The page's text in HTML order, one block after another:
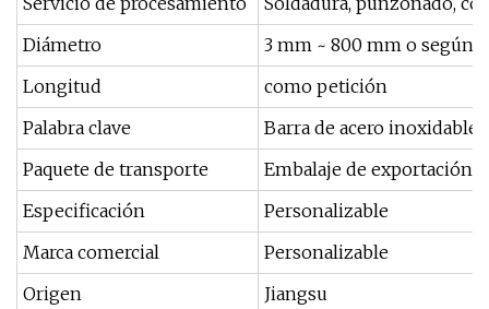
Diámetro
3 mm ~ 800 mm o según
Longitud
como petición
Palabra clave
Barra de acero inoxidable
Paquete de transporte
Embalaje de exportación
Especificación
Personalizable
Marca comercial
Personalizable
Origen
Jiangsu